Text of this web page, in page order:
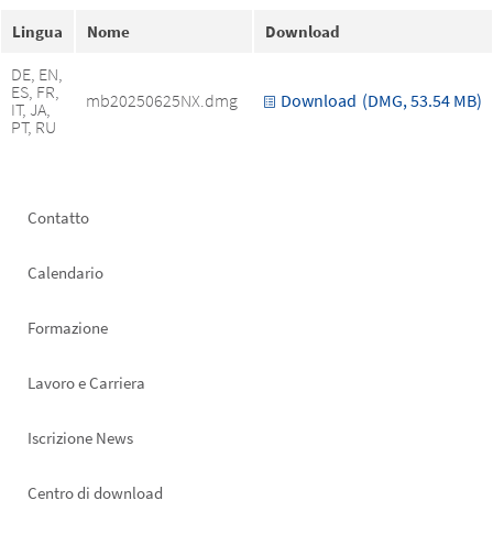
Lingua Nome Download
DE, EN,
ES, FR,
IT, JA,
PT, RU
mb20250625NX.dmg Download (DMG, 53.54 MB)
Footer
Contatto
Calendario
Formazione
Lavoro e Carriera
Iscrizione News
Footer
Centro di download